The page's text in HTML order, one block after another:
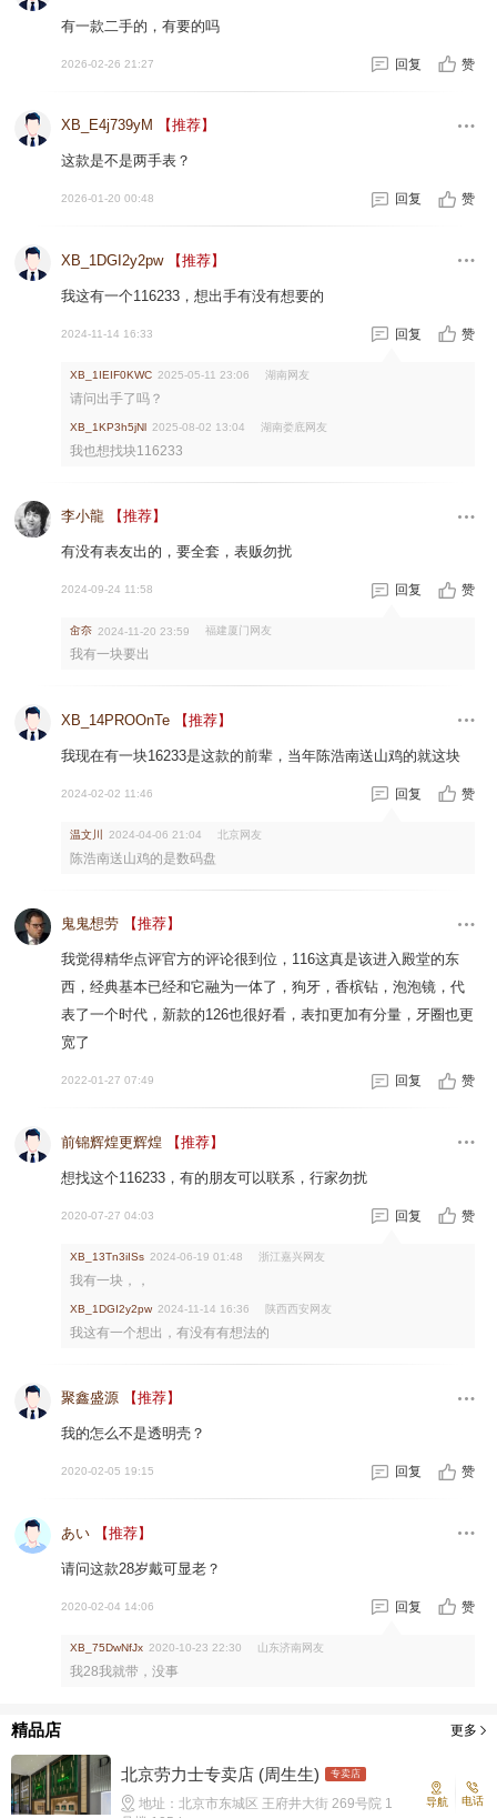
有一款二手的，有要的吗
2026-02-26 21:27 回复 赞
XB_E4j739yM 【推荐】
这款是不是两手表？
2026-01-20 00:48 回复 赞
XB_1DGI2y2pw 【推荐】
我这有一个116233，想出手有没有想要的
2024-11-14 16:33 回复 赞
XB_1IEIF0KWC 2025-05-11 23:06 湖南网友
请问出手了吗？
XB_1KP3h5jNl 2025-08-02 13:04 湖南娄底网友
我也想找块116233
李小龍 【推荐】
有没有表友出的，要全套，表贩勿扰
2024-09-24 11:58 回复 赞
㒴夵 2024-11-20 23:59 福建厦门网友
我有一块要出
XB_14PROOnTe 【推荐】
我现在有一块16233是这款的前辈，当年陈浩南送山鸡的就这块
2024-02-02 11:46 回复 赞
温文川 2024-04-06 21:04 北京网友
陈浩南送山鸡的是数码盘
鬼鬼想劳 【推荐】
我觉得精华点评官方的评论很到位，116这真是该进入殿堂的东
西，经典基本已经和它融为一体了，狗牙，香槟钻，泡泡镜，代
表了一个时代，新款的126也很好看，表扣更加有分量，牙圈也更
宽了
2022-01-27 07:49 回复 赞
前锦辉煌更辉煌 【推荐】
想找这个116233，有的朋友可以联系，行家勿扰
2020-07-27 04:03 回复 赞
XB_13Tn3iISs 2024-06-19 01:48 浙江嘉兴网友
我有一块，，
XB_1DGI2y2pw 2024-11-14 16:36 陕西西安网友
我这有一个想出，有没有有想法的
聚鑫盛源 【推荐】
我的怎么不是透明壳？
2020-02-05 19:15 回复 赞
あい 【推荐】
请问这款28岁戴可显老？
2020-02-04 14:06 回复 赞
XB_75DwNfJx 2020-10-23 22:30 山东济南网友
我28我就带，没事
精品店 更多
北京劳力士专卖店 (周生生)‬ 专卖店
地址：北京市东城区 王府井大街 269号院 1
导航 电话